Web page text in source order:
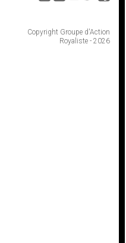
Copyright Groupe d'Action
Royaliste - 2026